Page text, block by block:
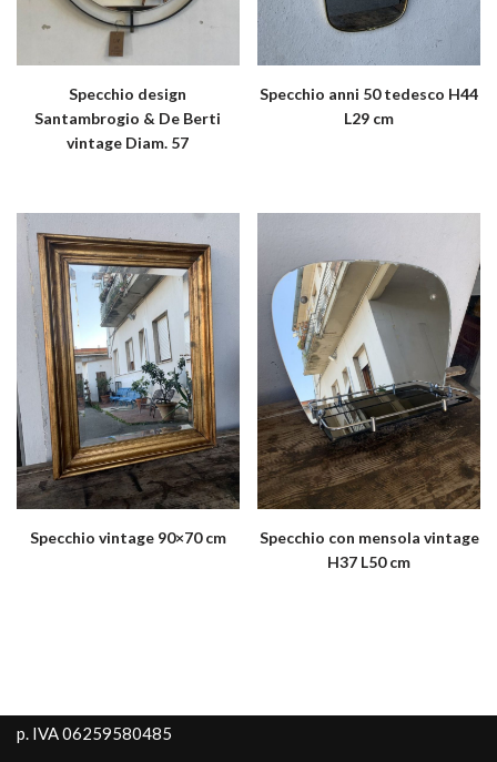
Specchio design
Santambrogio & De Berti
vintage Diam. 57
Specchio anni 50 tedesco H44
L29 cm
Specchio vintage 90×70 cm
Specchio con mensola vintage
H37 L50 cm
p. IVA 06259580485